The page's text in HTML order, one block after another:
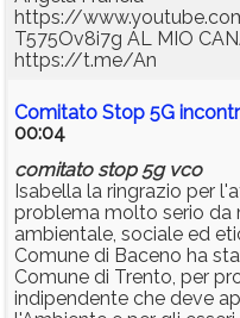
https://
T575Ov8i7g AL MIO
https://t.me/An
Comitato Stop 5G
00:04
comitato stop 5g vco
Isabella la ringrazio per
problema molto serio da
ambientale, sociale ed
Comune di Baceno ha
Comune di Trento, per
indipendente che deve